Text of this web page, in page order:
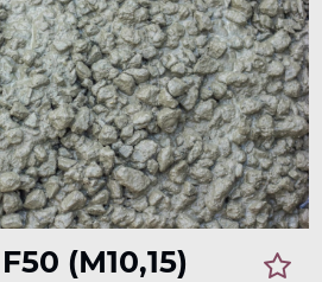
(М10,15)